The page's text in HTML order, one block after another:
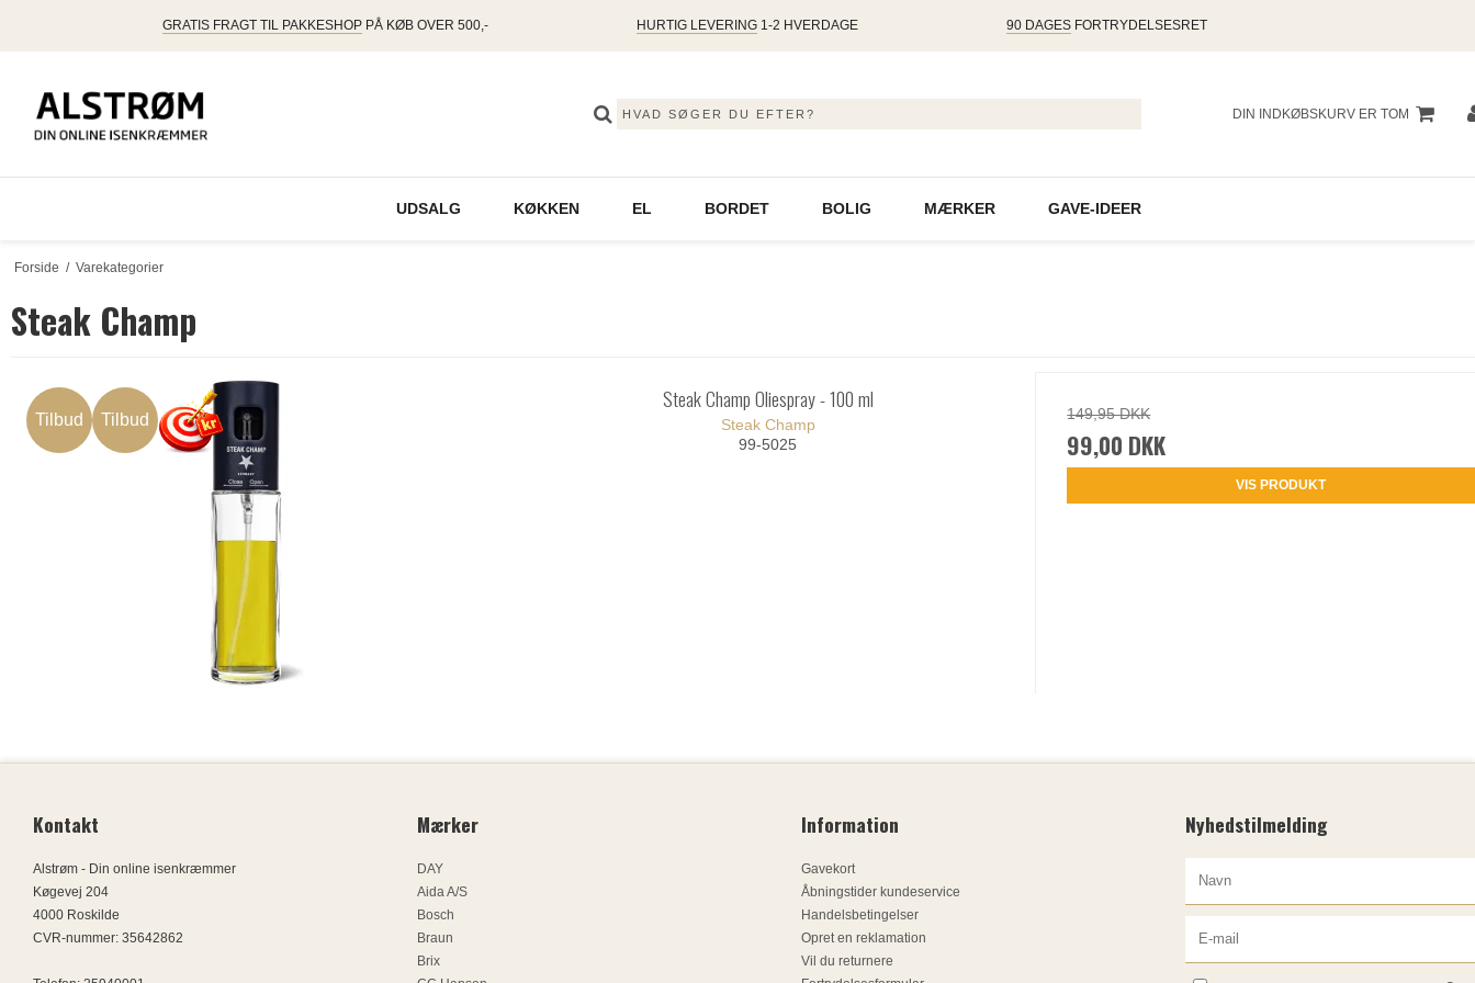
GRATIS FRAGT TIL PAKKESHOPPÅ KØB OVER 500,- HURTIG LEVERING1-2 HVERDAGE 90 DAGESFORTRYDELSESRET
DIN INDKØBSKURV ER TOM
UDSALG KØKKEN EL BORDET BOLIG MÆRKER GAVE-IDEER
Forside / Varekategorier
Steak Champ
Tilbud Tilbud
Steak Champ Oliespray - 100 ml
Steak Champ
99-5025
149,95 DKK
99,00 DKK
VIS PRODUKT
Kontakt
Alstrøm - Din online isenkræmmer
Køgevej 204
4000 Roskilde
CVR-nummer: 35642862
Mærker
DAY
Aida A/S
Bosch
Braun
Brix
Information
Gavekort
Åbningstider kundeservice
Handelsbetingelser
Opret en reklamation
Vil du returnere
Nyhedstilmelding